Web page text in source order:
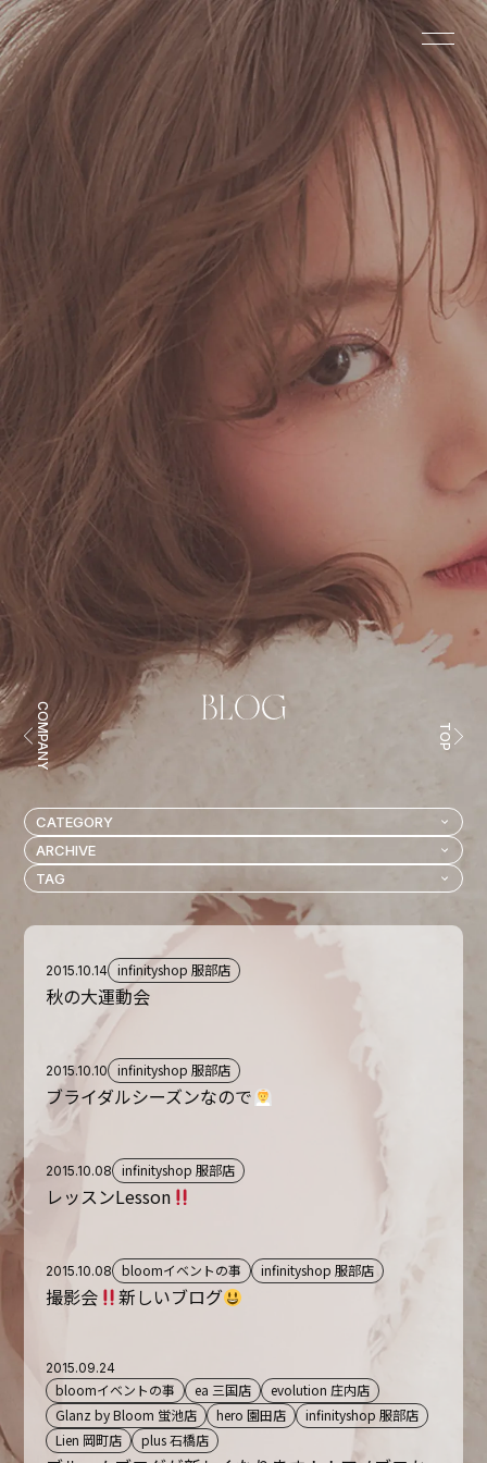
2015.10.14 infinityshop 服部店
秋の大運動会
2015.10.10 infinityshop 服部店
ブライダルシーズンなので
2015.10.08 infinityshop 服部店
レッスンLesson
2015.10.08 bloomイベントの事 infinityshop 服部店
撮影会 新しいブログ
2015.09.24
bloomイベントの事 ea 三国店
evolution 庄内店
Glanz by Bloom 蛍池店
hero 園田店
infinityshop 服部店
Lien 岡町店
plus 石橋店
COMPANY TOP